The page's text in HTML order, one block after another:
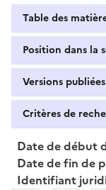
Table des
Position dans la
Versions publiées
Critères de
Date de début
Date de fin de
Identifiant